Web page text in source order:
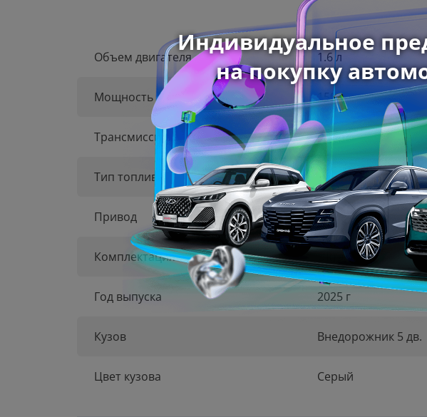
Объем двигателя 1.6 л
Мощность 150 л.с.
Трансмиссия Робот
Тип топлива Бензин
Привод Полный
Комплектация Ultra
Год выпуска 2025 г
Кузов Внедорожник 5 дв.
Цвет кузова Серый